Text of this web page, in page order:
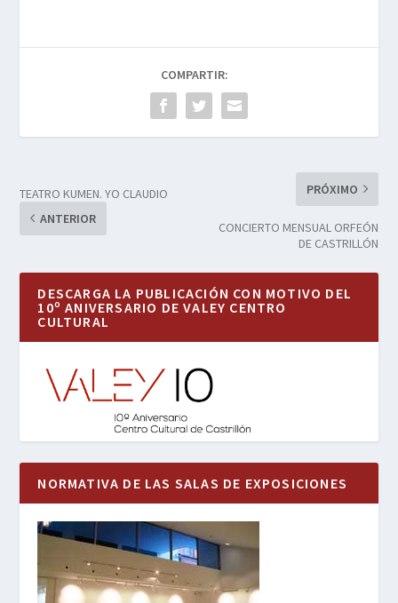
COMPARTIR:
TEATRO KUMEN. YO CLAUDIO
ANTERIOR
PRÓXIMO
CONCIERTO MENSUAL ORFEÓN
DE CASTRILLÓN
DESCARGA LA PUBLICACIÓN CON MOTIVO DEL
10º ANIVERSARIO DE VALEY CENTRO
CULTURAL
NORMATIVA DE LAS SALAS DE EXPOSICIONES